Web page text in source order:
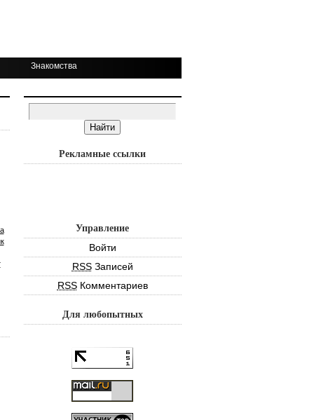
Знакомства
Рекламные ссылки
Управление
Войти
RSSЗаписей
RSSКомментариев
Для любопытных